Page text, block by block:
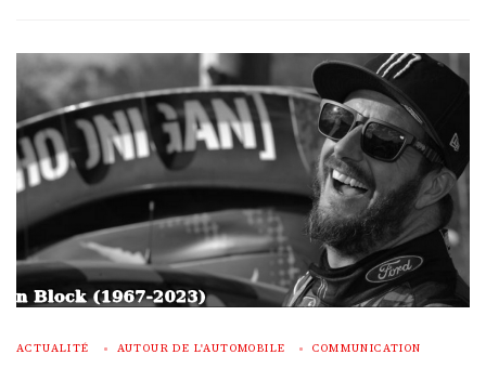
ACTUALITÉ AUTOUR DE L'AUTOMOBILE COMMUNICATION